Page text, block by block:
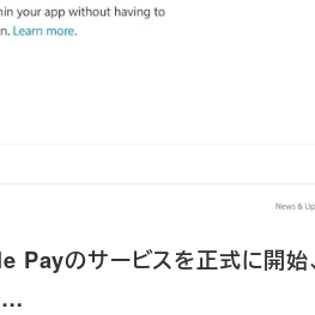
Payのサービスを正式に開始
…